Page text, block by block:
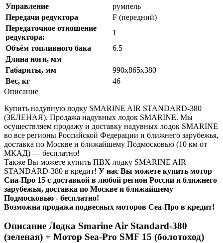
Управление
румпель
Передачи редуктора
F (передний)
Передаточное отношение
редуктора:
1
Объём топливного бака
6.5
Длина ноги, мм
Габариты, мм
990х865х380
Вес, кг
46
Описание
Купить надувную лодку SMARINE AIR STANDARD-380
(ЗЕЛЕНАЯ). Продажа надувных лодок SMARINE. Мы
осуществляем продажу и доставку надувных лодок SMARINE
во все регионы Российской Федерации и ближнего зарубежья,
доставка по Москве и ближайшему Подмосковью (10 км от
МКАД) — бесплатно!
Также Вы можете купить ПВХ лодку SMARINE AIR
STANDARD-380 в кредит! У нас Вы можете купить мотор
Сиа-Про 15 с доставкой в любой регион России и ближнего
зарубежья, доставка по Москве и ближайшему
Подмосковью - бесплатно!
Возможна продажа подвесных моторов Сеа-Про в кредит!
Описание Лодка Smarine Air Standard-380
(зеленая) + Мотор Sea-Pro SMF 15 (болотоход)